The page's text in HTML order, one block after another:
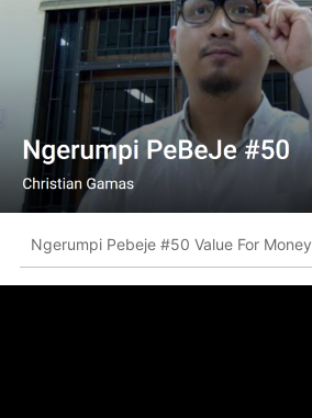
Ngerumpi Pebeje #50 Value For Money